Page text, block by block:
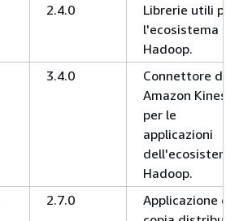
2.4.0
Librerie utili per
l'ecosistema
Hadoop.
3.4.0
Connettore di
Amazon Kinesis
per le
applicazioni
dell'ecosistema
Hadoop.
2.7.0
Applicazione di